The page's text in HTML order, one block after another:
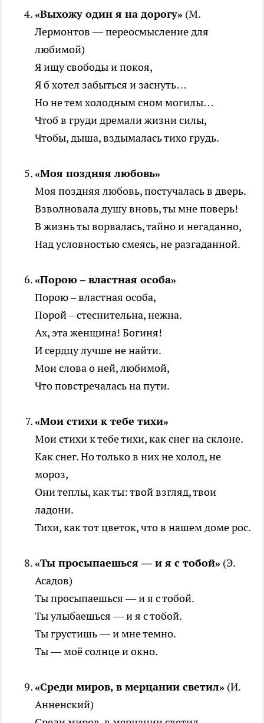
«Выхожу один я на дорогу» (М.
Лермонтов — переосмысление для
любимой)
Я ищу свободы и покоя,
Я б хотел забыться и заснуть…
Но не тем холодным сном могилы…
Чтоб в груди дремали жизни силы,
Чтобы, дыша, вздымалась тихо грудь.
«Моя поздняя любовь»
Моя поздняя любовь, постучалась в дверь.
Взволновала душу вновь, ты мне поверь!
В жизнь ты ворвалась, тайно и негаданно,
Над условностью смеясь, не разгаданной.
«Порою – властная особа»
Порою – властная особа,
Порой – стеснительна, нежна.
Ах, эта женщина! Богиня!
И сердцу лучше не найти.
Мои слова о ней, любимой,
Что повстречалась на пути.
«Мои стихи к тебе тихи»
Мои стихи к тебе тихи, как снег на склоне.
Как снег. Но только в них не холод, не
мороз,
Они теплы, как ты: твой взгляд, твои
ладони.
Тихи, как тот цветок, что в нашем доме рос.
«Ты просыпаешься — и я с тобой» (Э.
Асадов)
Ты просыпаешься — и я с тобой.
Ты улыбаешься — и я с тобой.
Ты грустишь — и мне темно.
Ты — моё солнце и окно.
«Среди миров, в мерцании светил» (И.
Анненский)